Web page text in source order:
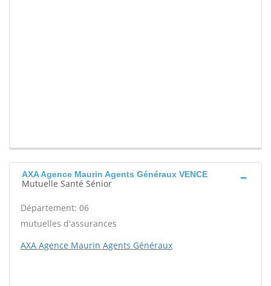
AXA Agence Maurin Agents Généraux VENCE
Mutuelle Santé Sénior
Département: 06
mutuelles d'assurances
AXA Agence Maurin Agents Généraux